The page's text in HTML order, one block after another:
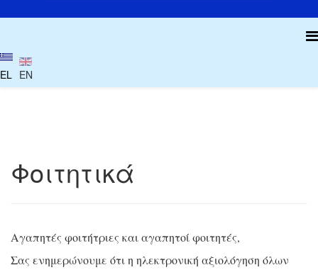
EL EN
Φοιτητικά
Αγαπητές φοιτήτριες και αγαπητοί φοιτητές,
Σας ενημερώνουμε ότι η ηλεκτρονική αξιολόγηση όλων